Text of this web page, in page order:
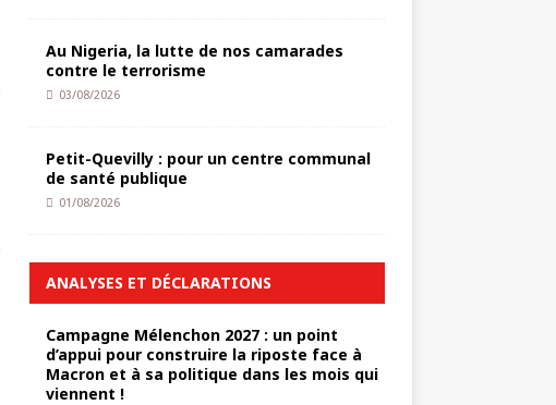
Au Nigeria, la lutte de nos camarades
contre le terrorisme
03/08/2026
Petit-Quevilly : pour un centre communal
de santé publique
01/08/2026
ANALYSES ET DÉCLARATIONS
Campagne Mélenchon 2027 : un point
d’appui pour construire la riposte face à
Macron et à sa politique dans les mois qui
viennent !